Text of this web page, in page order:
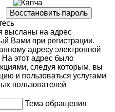
высланы на адрес
Вами при регистрации.
адресу электронной
На этот адрес было
следуя которым, вы
и пользоваться услугами
пользователей
Тема обращения